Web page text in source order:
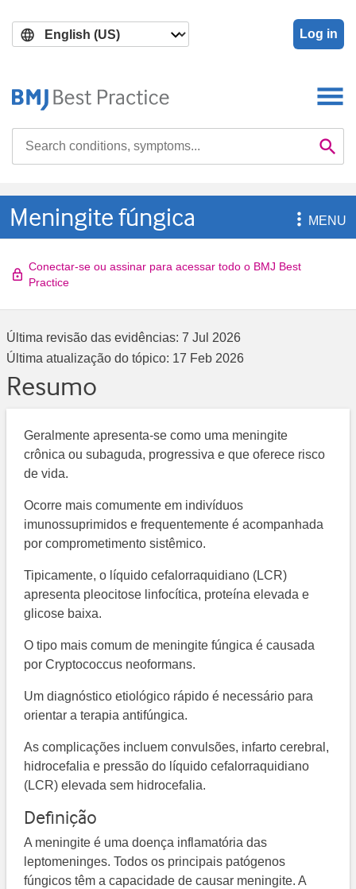
main
search
Log in

Meningite fúngica MENU
Conectar-se ou assinar para acessar todo o BMJ Best
Practice
Última revisão das evidências: 7 Jul 2026
Última atualização do tópico: 17 Feb 2026
Resumo
Geralmente apresenta-se como uma meningite
crônica ou subaguda, progressiva e que oferece risco
de vida.
Ocorre mais comumente em indivíduos
imunossuprimidos e frequentemente é acompanhada
por comprometimento sistêmico.
Tipicamente, o líquido cefalorraquidiano (LCR)
apresenta pleocitose linfocítica, proteína elevada e
glicose baixa.
O tipo mais comum de meningite fúngica é causada
por Cryptococcus neoformans.
Um diagnóstico etiológico rápido é necessário para
orientar a terapia antifúngica.
As complicações incluem convulsões, infarto cerebral,
hidrocefalia e pressão do líquido cefalorraquidiano
(LCR) elevada sem hidrocefalia.
Definição
A meningite é uma doença inflamatória das
leptomeninges. Todos os principais patógenos
fúngicos têm a capacidade de causar meningite. A